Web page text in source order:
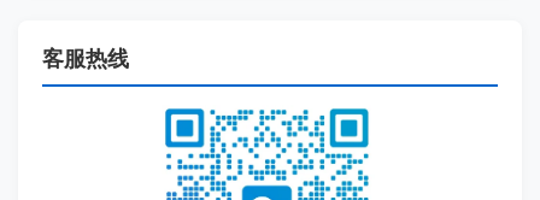
客服热线